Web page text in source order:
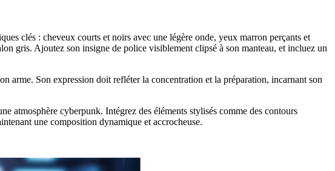
clés : cheveux courts et noirs avec une légère onde, yeux marron perçants et
gris. Ajoutez son insigne de police visiblement clipsé à son manteau, et incluez un
arme. Son expression doit refléter la concentration et la préparation, incarnant son
atmosphère cyberpunk. Intégrez des éléments stylisés comme des contours
une composition dynamique et accrocheuse.